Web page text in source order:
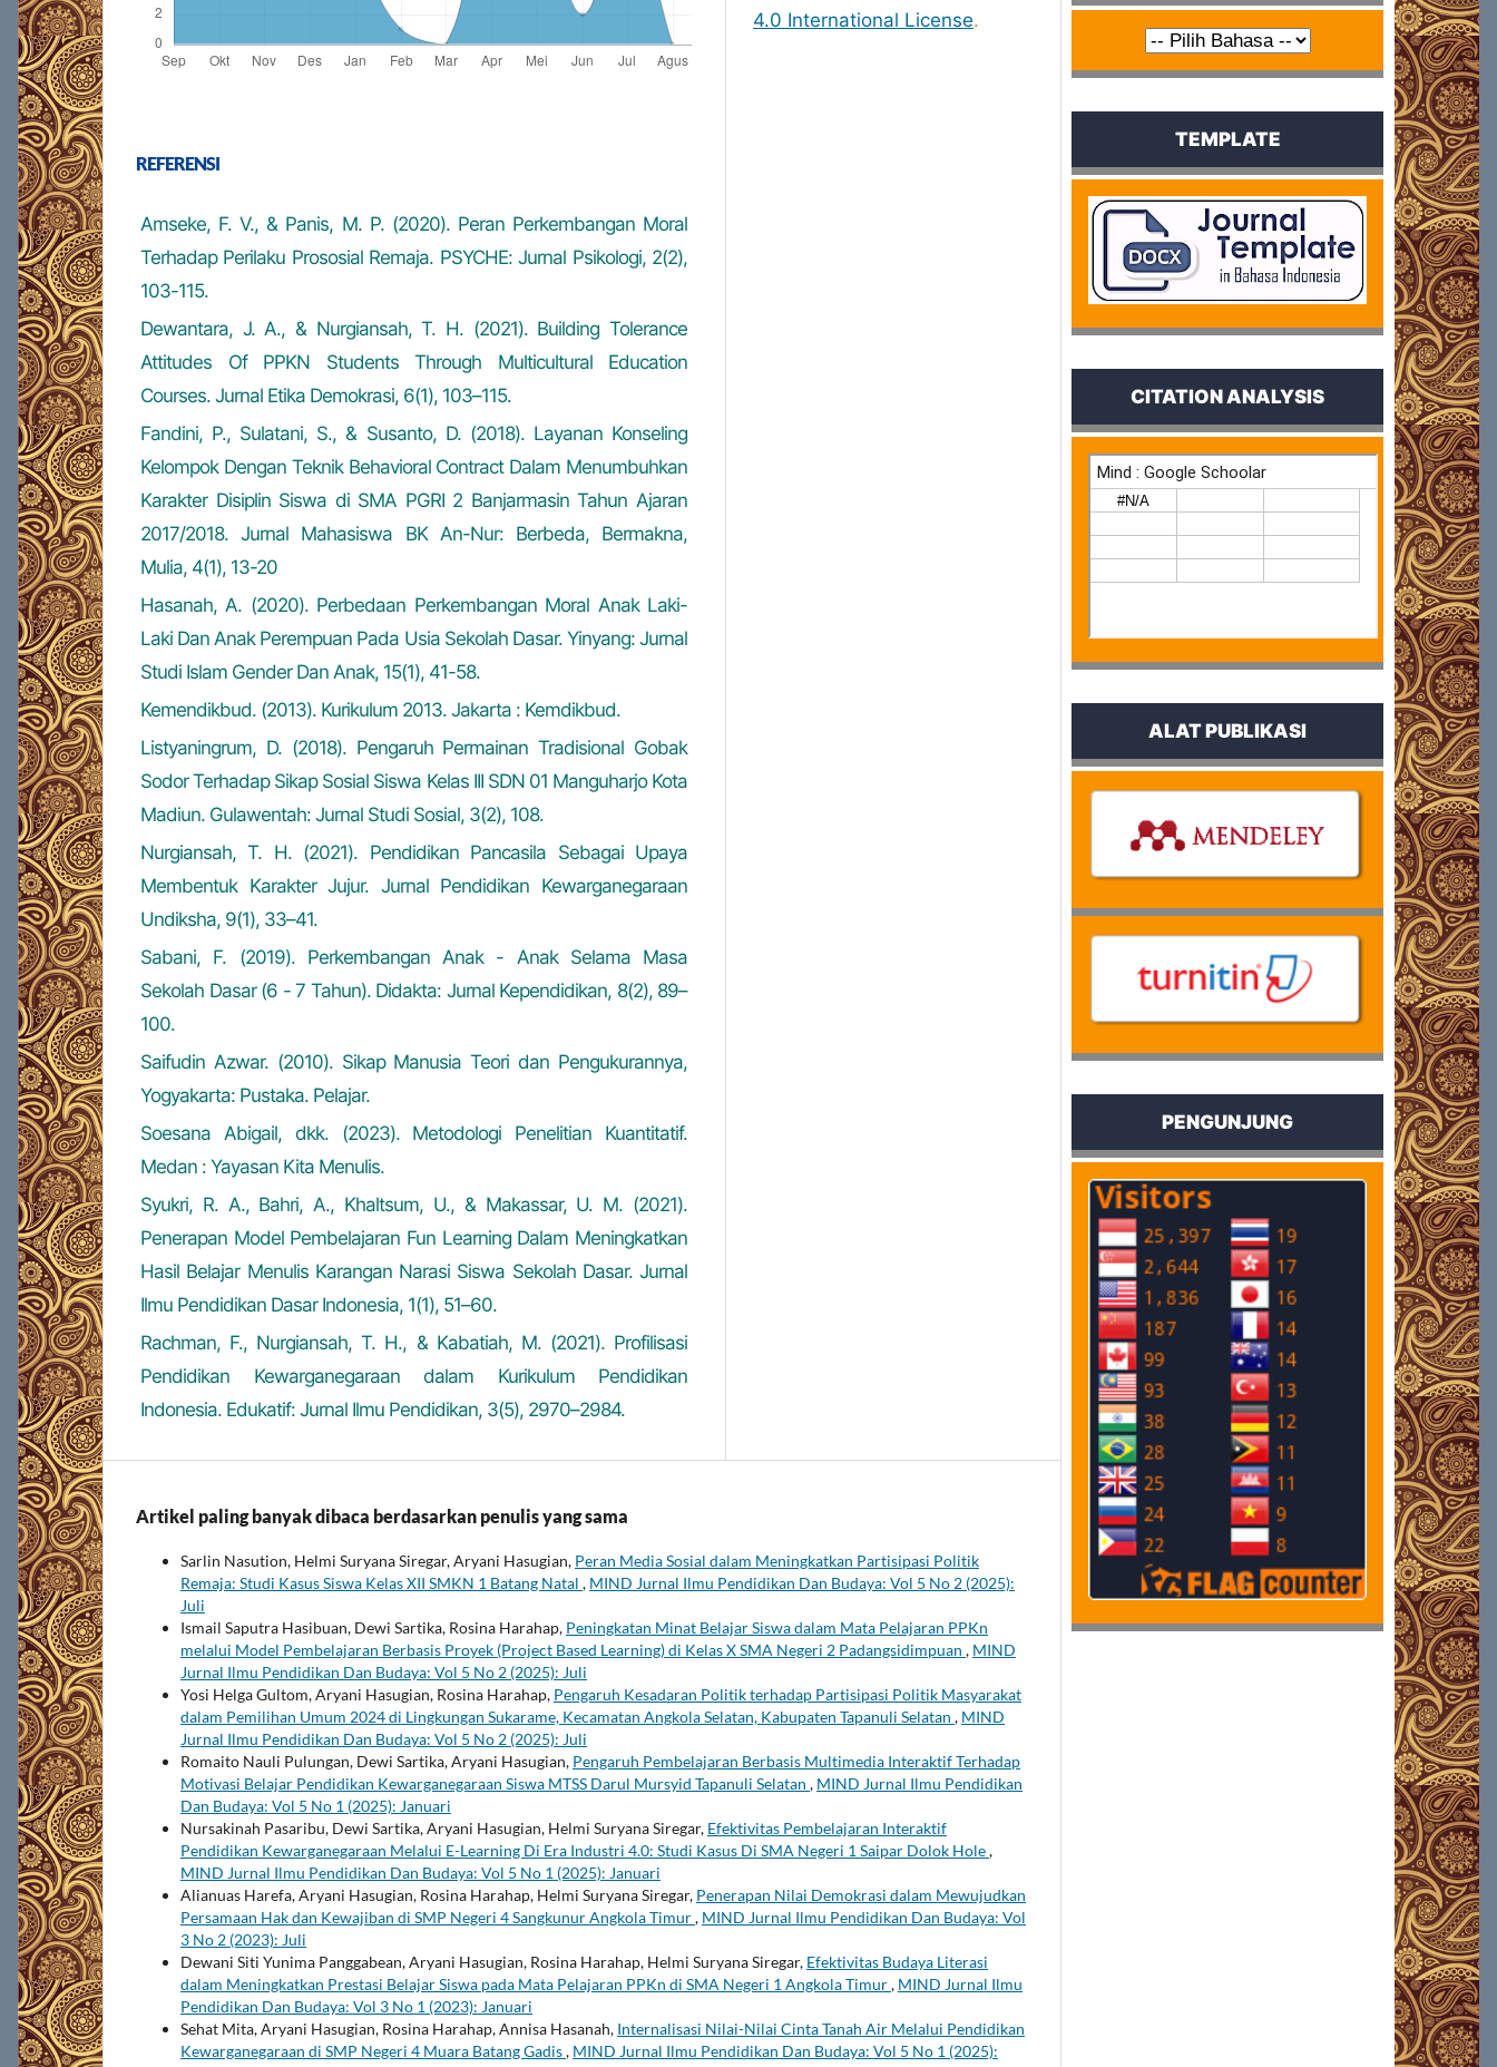
REFERENSI
Amseke, F. V., & Panis, M. P. (2020). Peran Perkembangan Moral
Terhadap Perilaku Prososial Remaja. PSYCHE: Jurnal Psikologi, 2(2),
103-115.
Dewantara, J. A., & Nurgiansah, T. H. (2021). Building Tolerance
Attitudes Of PPKN Students Through Multicultural Education
Courses. Jurnal Etika Demokrasi, 6(1), 103–115.
Fandini, P., Sulatani, S., & Susanto, D. (2018). Layanan Konseling
Kelompok Dengan Teknik Behavioral Contract Dalam Menumbuhkan
Karakter Disiplin Siswa di SMA PGRI 2 Banjarmasin Tahun Ajaran
2017/2018. Jurnal Mahasiswa BK An-Nur: Berbeda, Bermakna,
Mulia, 4(1), 13-20
Hasanah, A. (2020). Perbedaan Perkembangan Moral Anak Laki-
Laki Dan Anak Perempuan Pada Usia Sekolah Dasar. Yinyang: Jurnal
Studi Islam Gender Dan Anak, 15(1), 41-58.
Kemendikbud. (2013). Kurikulum 2013. Jakarta : Kemdikbud.
Listyaningrum, D. (2018). Pengaruh Permainan Tradisional Gobak
Sodor Terhadap Sikap Sosial Siswa Kelas III SDN 01 Manguharjo Kota
Madiun. Gulawentah: Jurnal Studi Sosial, 3(2), 108.
Nurgiansah, T. H. (2021). Pendidikan Pancasila Sebagai Upaya
Membentuk Karakter Jujur. Jurnal Pendidikan Kewarganegaraan
Undiksha, 9(1), 33–41.
Sabani, F. (2019). Perkembangan Anak - Anak Selama Masa
Sekolah Dasar (6 - 7 Tahun). Didakta: Jurnal Kependidikan, 8(2), 89–
100.
Saifudin Azwar. (2010). Sikap Manusia Teori dan Pengukurannya,
Yogyakarta: Pustaka. Pelajar.
Soesana Abigail, dkk. (2023). Metodologi Penelitian Kuantitatif.
Medan : Yayasan Kita Menulis.
Syukri, R. A., Bahri, A., Khaltsum, U., & Makassar, U. M. (2021).
Penerapan Model Pembelajaran Fun Learning Dalam Meningkatkan
Hasil Belajar Menulis Karangan Narasi Siswa Sekolah Dasar. Jurnal
Ilmu Pendidikan Dasar Indonesia, 1(1), 51–60.
Rachman, F., Nurgiansah, T. H., & Kabatiah, M. (2021). Profilisasi
Pendidikan Kewarganegaraan dalam Kurikulum Pendidikan
Indonesia. Edukatif: Jurnal Ilmu Pendidikan, 3(5), 2970–2984.
4.0 International License.
Artikel paling banyak dibaca berdasarkan penulis yang sama
Sarlin Nasution, Helmi Suryana Siregar, Aryani Hasugian, Peran Media Sosial dalam Meningkatkan Partisipasi Politik
Remaja: Studi Kasus Siswa Kelas XII SMKN 1 Batang Natal , MIND Jurnal Ilmu Pendidikan Dan Budaya: Vol 5 No 2 (2025):
Juli
Ismail Saputra Hasibuan, Dewi Sartika, Rosina Harahap, Peningkatan Minat Belajar Siswa dalam Mata Pelajaran PPKn
melalui Model Pembelajaran Berbasis Proyek (Project Based Learning) di Kelas X SMA Negeri 2 Padangsidimpuan , MIND
Jurnal Ilmu Pendidikan Dan Budaya: Vol 5 No 2 (2025): Juli
Yosi Helga Gultom, Aryani Hasugian, Rosina Harahap, Pengaruh Kesadaran Politik terhadap Partisipasi Politik Masyarakat
dalam Pemilihan Umum 2024 di Lingkungan Sukarame, Kecamatan Angkola Selatan, Kabupaten Tapanuli Selatan , MIND
Jurnal Ilmu Pendidikan Dan Budaya: Vol 5 No 2 (2025): Juli
Romaito Nauli Pulungan, Dewi Sartika, Aryani Hasugian, Pengaruh Pembelajaran Berbasis Multimedia Interaktif Terhadap
Motivasi Belajar Pendidikan Kewarganegaraan Siswa MTSS Darul Mursyid Tapanuli Selatan , MIND Jurnal Ilmu Pendidikan
Dan Budaya: Vol 5 No 1 (2025): Januari
Nursakinah Pasaribu, Dewi Sartika, Aryani Hasugian, Helmi Suryana Siregar, Efektivitas Pembelajaran Interaktif
Pendidikan Kewarganegaraan Melalui E-Learning Di Era Industri 4.0: Studi Kasus Di SMA Negeri 1 Saipar Dolok Hole,
MIND Jurnal Ilmu Pendidikan Dan Budaya: Vol 5 No 1 (2025): Januari
Alianuas Harefa, Aryani Hasugian, Rosina Harahap, Helmi Suryana Siregar, Penerapan Nilai Demokrasi dalam Mewujudkan
Persamaan Hak dan Kewajiban di SMP Negeri 4 Sangkunur Angkola Timur, MIND Jurnal Ilmu Pendidikan Dan Budaya: Vol
3 No 2 (2023): Juli
Dewani Siti Yunima Panggabean, Aryani Hasugian, Rosina Harahap, Helmi Suryana Siregar, Efektivitas Budaya Literasi
dalam Meningkatkan Prestasi Belajar Siswa pada Mata Pelajaran PPKn di SMA Negeri 1 Angkola Timur, MIND Jurnal Ilmu
Pendidikan Dan Budaya: Vol 3 No 1 (2023): Januari
Sehat Mita, Aryani Hasugian, Rosina Harahap, Annisa Hasanah, Internalisasi Nilai-Nilai Cinta Tanah Air Melalui Pendidikan
Kewarganegaraan di SMP Negeri 4 Muara Batang Gadis, MIND Jurnal Ilmu Pendidikan Dan Budaya: Vol 5 No 1 (2025):
TEMPLATE
CITATION ANALYSIS
ALAT PUBLIKASI
PENGUNJUNG